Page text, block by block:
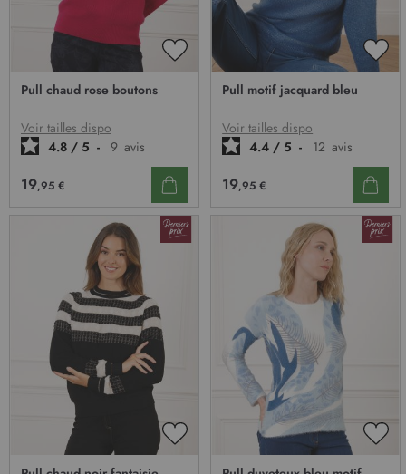
AJOUTER
D’ENVIE
Pull chaud rose boutons
Voir tailles dispo
4.8 / 5 - 9 avis
19,95 €
Pull motif jacquard bleu
Voir tailles dispo
4.4 / 5 - 12 avis
19,95 €